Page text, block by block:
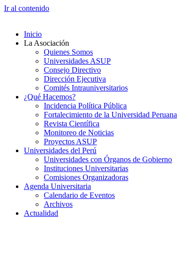
Ir al contenido
Inicio
La Asociación
Quienes Somos
Universidades ASUP
Consejo Directivo
Dirección Ejecutiva
Comités Intrauniversitarios
¿Qué Hacemos?
Incidencia Política Pública
Fortalecimiento de la Universidad Peruana
Revista Científica
Monitoreo de Noticias
Proyectos ASUP
Universidades del Perú
Universidades con Órganos de Gobierno
Instituciones Universitarias
Comisiones Organizadoras
Agenda Universitaria
Calendario de Eventos
Archivos
Actualidad